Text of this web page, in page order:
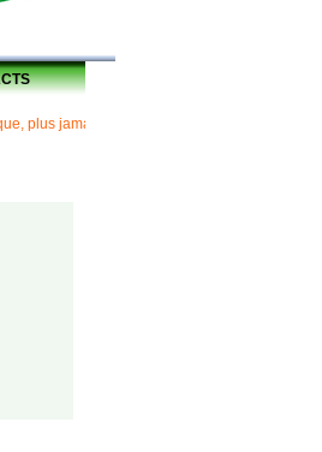
plus jamais, un Maître ne laisse ses disciples